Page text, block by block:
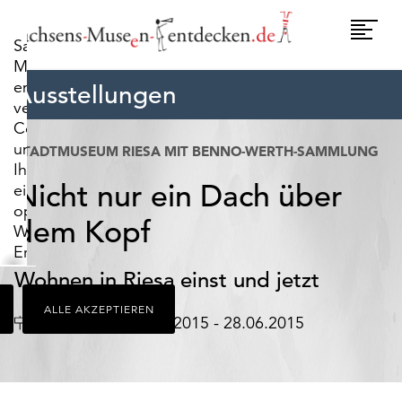
Sachsens-
Museen-
entdecken.de
verwendet
Cookies,
um
Ihnen
ein
optimales
Webseiten-
Erlebnis
zu
bieten.
Dazu
zählen
ALLE AKZEPTIEREN
Ausstellungen
STADTMUSEUM RIESA MIT BENNO-WERTH-SAMMLUNG
Nicht nur ein Dach über
dem Kopf
Wohnen in Riesa einst und jetzt
Ort 08.03.2015 - 28.06.2015